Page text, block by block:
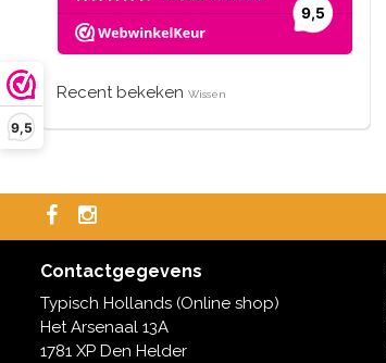
9,5
Recent bekeken Wissen
Contactgegevens
Typisch Hollands (Online shop)
Het Arsenaal 13A
1781 XP Den Helder